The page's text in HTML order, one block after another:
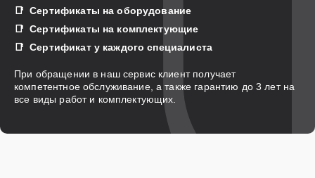
Сертификаты на оборудование
Сертификаты на комплектующие
Сертификат у каждого специалиста
При обращении в наш сервис клиент получает
компетентное обслуживание, а также гарантию до 3 лет на
все виды работ и комплектующих.